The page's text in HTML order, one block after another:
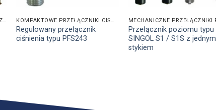
MECHANICZNE PRZEŁĄCZNIKI POZIOMU KOMPAKTOWE PRZEŁĄCZNIKI CIŚNIENIA
Regulowany przełącznik
ciśnienia typu PFS243
Przełącznik poziomu typu
SINGOL S1 / S1S z jednym
stykiem